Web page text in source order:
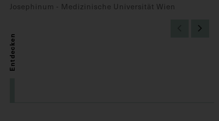
Josephinum - Medizinische Universität Wien
Entdecken